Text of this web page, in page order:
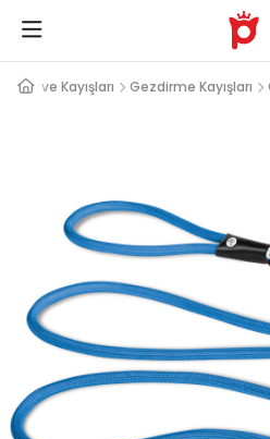
ve Kayışları Gezdirme Kayışları